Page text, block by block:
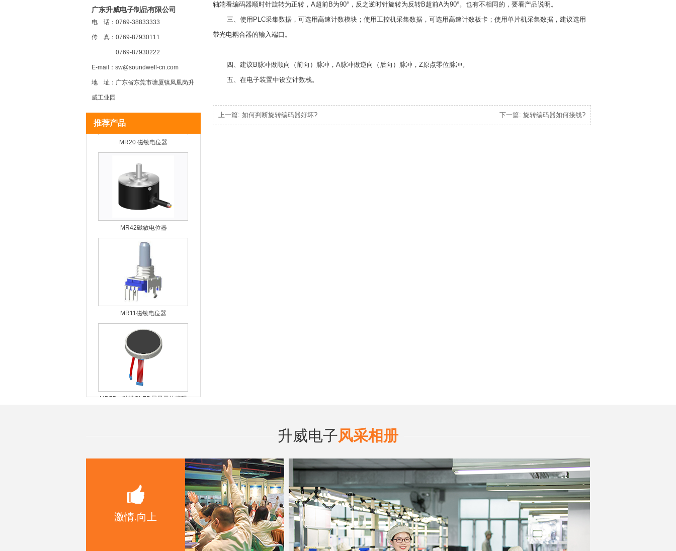
广东升威电子制品有限公司
电 话：0769-38833333
传 真：0769-87930111
0769-87930222
E-mail：sw@soundwell-cn.com
地 址：广东省东莞市塘厦镇凤凰岗升
威工业园
推荐产品
MR11磁敏电位器
MD75一种带OLED屏显示的编码
器模组
MD54一种带数码管显示的编码器
轴端看编码器顺时针旋转为正转，A超前B为90°，反之逆时针旋转为反转B超前A为90°。也有不相同的，要看产品说明。
三、使用PLC采集数据，可选用高速计数模块；使用工控机采集数据，可选用高速计数板卡；使用单片机采集数据，建议选用
带光电耦合器的输入端口。
四、建议B脉冲做顺向（前向）脉冲，A脉冲做逆向（后向）脉冲，Z原点零位脉冲。
五、在电子装置中设立计数栈。
上一篇: 如何判断旋转编码器好坏? 下一篇: 旋转编码器如何接线?
升威电子风采相册
激情.向上